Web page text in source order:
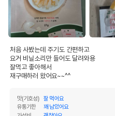
처음 사봤는데 주기도 간편하고
요거 비닐소리만 들어도 달려와용
잘먹고 좋아해서
재구매하러 왔어요~~^^
맛(기호성)
잘 먹어요
유통기한
꽤 남았어요